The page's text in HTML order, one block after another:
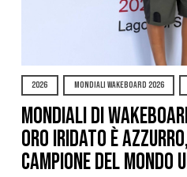
2026 MONDIALI WAKEBOARD 2026
Mondiali di
oro iridato è
campione del mondo